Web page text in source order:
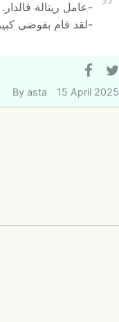
-عامل ريتالة فالدار.
-لقد قام بفوضى
By asta 15 April 2025